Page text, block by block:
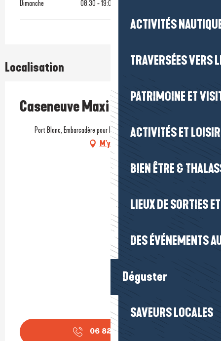
ACTIVITÉS
TRAVERSÉES VERS
PATRIMOINE ET
ACTIVITÉS ET
BIEN ÊTRE &
LIEUX DE SORTIES
DES ÉVÉNEMENTS
Déguster
SAVEURS LOCALES
Dimanche 08:30 - 19:00
Localisation
Caseneuve Maxi Catamaran
Port Blanc, Embarcadère pour l'île aux moines, 56870 Arradon
M'y rendre
06 82 69 38